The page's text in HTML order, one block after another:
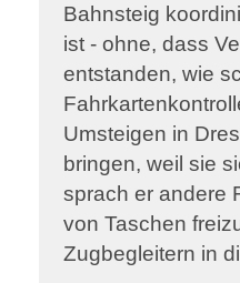
Bahnsteig
ist - ohne, dass
entstanden, wie
Umsteigen in
bringen, weil sie
sprach er andere
von Taschen
Zugbegleitern in